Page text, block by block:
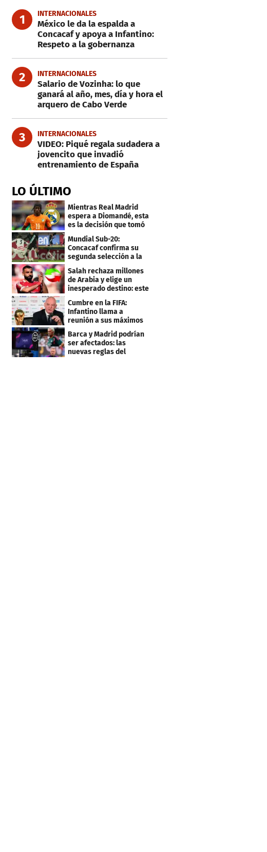
1 INTERNACIONALES
México le da la espalda a
Concacaf y apoya a Infantino:
Respeto a la gobernanza
2 INTERNACIONALES
Salario de Vozinha: lo que
ganará al año, mes, día y hora el
arquero de Cabo Verde
3 INTERNACIONALES
VIDEO: Piqué regala sudadera a
jovencito que invadió
entrenamiento de España
LO ÚLTIMO
Mientras Real Madrid
espera a Diomandé, esta
es la decisión que tomó
el jugador
Mundial Sub-20:
Concacaf confirma su
segunda selección a la
Copa del Mundo 2027
Salah rechaza millones
de Arabia y elige un
inesperado destino: este
será su club
Cumbre en la FIFA:
Infantino llama a
reunión a sus máximos
Barca y Madrid podrían
ser afectados: las
nuevas reglas del